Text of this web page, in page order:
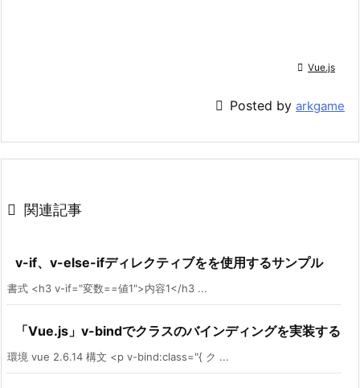
 Vue.js
 Posted by arkgame
 関連記事
v-if、v-else-ifディレクティブをを使用するサンプル
書式 <h3 v-if="変数==値1">内容1</h3 ...
「Vue.js」v-bindでクラスのバインディングを実装する
環境 vue 2.6.14 構文 <p v-bind:class="{ ク ...